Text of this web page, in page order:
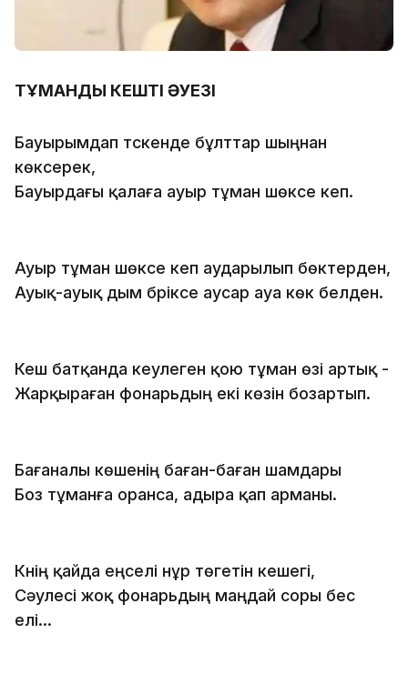
ТҰМАНДЫ КЕШТІҢ ӘУЕЗІ
Бауырымдап түскенде бұлттар шыңнан
көксерек,
Бауырдағы қалаға ауыр тұман шөксе кеп.
Ауыр тұман шөксе кеп аударылып бөктерден,
Ауық-ауық дым бүріксе аусар ауа көк белден.
Кеш батқанда кеулеген қою тұман өзі артық -
Жарқыраған фонарьдың екі көзін бозартып.
Бағаналы көшенің баған-баған шамдары
Боз тұманға оранса, адыра қап арманы.
Күнің қайда еңселі нұр төгетін кешегі,
Сәулесі жоқ фонарьдың маңдай соры бес
елі...